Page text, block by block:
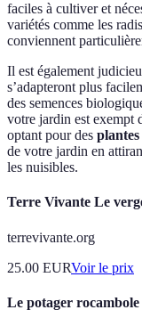
faciles à cultiver et
variétés comme les
conviennent
Il est également
s’adapteront plus
des semences
votre jardin est exempt
optant pour des plantes
de votre jardin en
les nuisibles.
Terre Vivante Le
terrevivante.org
25.00 EURVoir le prix
Le potager